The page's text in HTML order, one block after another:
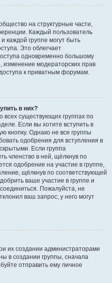
на структурные части,
Каждый пользователь
каждой группе могут быть
Это облегчает
одновременно большому
изменение модераторских прав
к приватным форумам.
в них?
существующих группах по
Если вы хотите вступить в
кнопку. Однако не все группы
одобрения для вступления в
Если группа
членство в ней, щёлкнув по
одобрение на участие в группе,
щёлкнув по соответствующей
ваше участие в группе и
Пожалуйста, не
ваш запрос; у него могут
их создании администраторами
в создании группы, сначала
отправить ему личное